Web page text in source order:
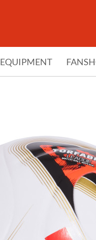
EQUIPMENT